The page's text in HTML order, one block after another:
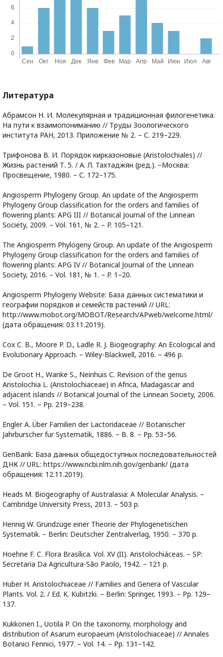
Литература
Абрамсон Н. И. Молекулярная и традиционная филогенетика.
На пути к взаимопониманию // Труды Зоологического
института РАН, 2013. Приложение № 2. – С. 219–229.
Трифонова В. И. Порядок кирказоновые (Aristolochiales) //
Жизнь растений Т. 5. / А. Л. Тахтаджян (ред.). –Москва:
Просвещение, 1980. – С. 172–175.
Angiosperm Phylogeny Group. An update of the Angiosperm
Phylogeny Group classification for the orders and families of
flowering plants: APG III // Botanical Journal of the Linnean
Society, 2009. – Vol. 161, № 2. – P. 105–121.
The Angiosperm Phylogeny Group. An update of the Angiosperm
Phylogeny Group classification for the orders and families of
flowering plants: APG IV // Botanical Journal of the Linnean
Society, 2016. – Vol. 181, № 1. – P. 1–20.
Angiosperm Phylogeny Website: База данных систематики и
географии порядков и семейств растений // URL:
http://www.mobot.org/MOBOT/Research/APweb/welcome.html/
(дата обращения: 03.11.2019).
Cox C. B., Moore P. D., Ladle R. J. Biogeography: An Ecological and
Evolutionary Approach. – Wiley-Blackwell, 2016. – 496 p.
De Groot H., Wanke S., Neinhuis С. Revision of the genus
Aristolochia L. (Aristolochiaceae) in Africa, Madagascar and
adjacent islands // Botanical Journal of the Linnean Society, 2006.
– Vol. 151. – Pp. 219–238.
Engler A. Über Familien der Lactoridaceae // Botanischer
Jahrburscher fur Systematik, 1886. – B. 8. – Pp. 53–56.
GenBank: База данных общедоступных последовательностей
ДНК // URL: https://www.ncbi.nlm.nih.gov/genbank/ (дата
обращения: 12.11.2019).
Heads M. Biogeography of Australasia: A Molecular Analysis. –
Cambridge University Press, 2013. – 503 p.
Hennig W. Grundzüge einer Theorie der Phylogenetischen
Systematik. – Berlin: Deutscher Zentralverlag, 1950. – 370 p.
Hoehne F. C. Flora Brasílica. Vol. XV (II). Aristolochiáceas. – SP:
Secretaria Da Agricultura-São Paolo, 1942. – 121 p.
Huber H. Aristolochiaceae // Families and Genera of Vascular
Plants. Vol. 2. / Ed. K. Kubitzki. – Berlin: Springer, 1993. – Pp. 129–
137.
Kukkonen I., Uotila P. On the taxonomy, morphology and
distribution of Asarum europaeum (Aristolochiaceae) // Annales
Botanici Fennici, 1977. – Vol. 14. – Pp. 131–142.